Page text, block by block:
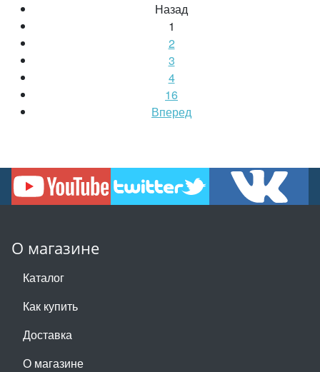
Назад
1
2
3
4
16
Вперед
О магазине
Каталог
Как купить
Доставка
О магазине